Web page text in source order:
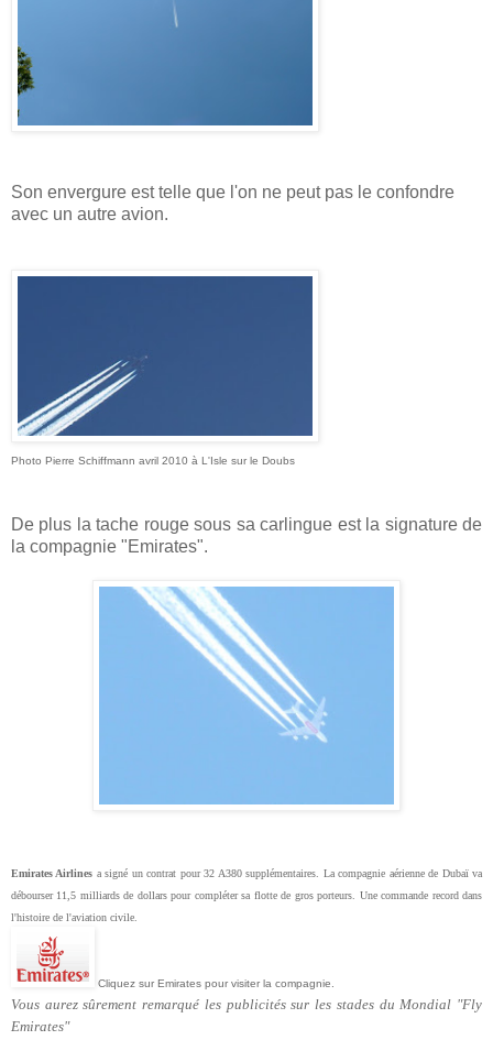
Son envergure est telle que l'on ne peut pas le confondre
avec un autre avion.
Photo Pierre Schiffmann avril 2010 à L'Isle sur le Doubs
De plus la tache rouge sous sa carlingue est la signature de
la compagnie "Emirates".
Emirates Airlines a signé un contrat pour 32 A380 supplémentaires. La compagnie aérienne de Dubaï va
débourser 11,5 milliards de dollars pour compléter sa flotte de gros porteurs. Une commande record dans
l'histoire de l'aviation civile.
Cliquez sur Emirates pour visiter la compagnie.
Vous aurez sûrement remarqué les publicités sur les stades du Mondial "Fly
Emirates"